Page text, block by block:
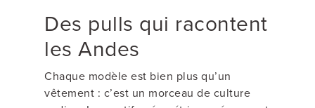
Des pulls qui racontent
les Andes
Chaque modèle est bien plus qu’un
vêtement : c’est un morceau de culture